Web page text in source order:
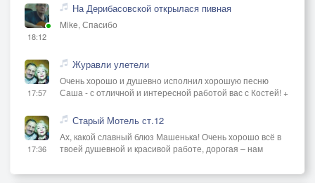
18:12
На Дерибасовской открылася пивная
Mike, Спасибо
17:57
Журавли улетели
Очень хорошо и душевно исполнил хорошую песню
Саша - с отличной и интересной работой вас с Костей! +
17:36
Старый Мотель ст.12
Ах, какой славный блюз Машенька! Очень хорошо всё в
твоей душевной и красивой работе, дорогая – нам